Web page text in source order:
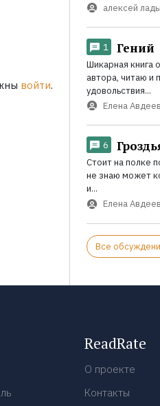
войти.
алексей
1 Гений
Шикарная книга
автора, читаю и
удовольствия...
Елена
6
Стоит на полке
не знаю может
и...
Елена
Все
ReadRate
О проекте
Контакты